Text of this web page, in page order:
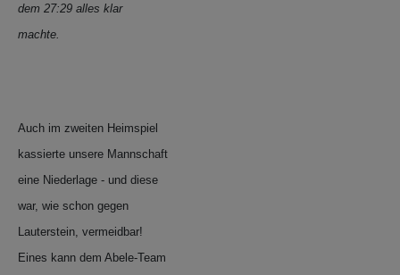
dem 27:29 alles klar
machte.
Auch im zweiten Heimspiel
kassierte unsere Mannschaft
eine Niederlage - und diese
war, wie schon gegen
Lauterstein, vermeidbar!
Eines kann dem Abele-Team